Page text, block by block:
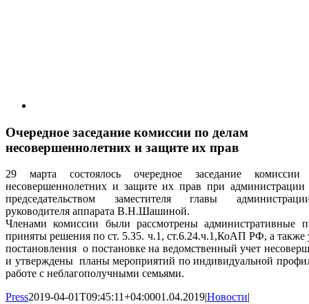
Очередное заседание комиссии по делам
несовершеннолетних и защите их прав
29 марта состоялось очередное заседание
несовершеннолетних и защите их прав при администрации
председательством заместителя главы
руководителя аппарата В.Н.Шашиной.
Членами комиссии были рассмотрены административные
приняты решения по ст. 5.35. ч.1, ст.6.24.ч.1,КоАП РФ, а также
постановления о постановке на ведомственный учет
и утверждены планы мероприятий по индивидуальной
работе с неблагополучными семьями.
Press2019-04-01T09:45:11+04:0001.04.2019|Новости|